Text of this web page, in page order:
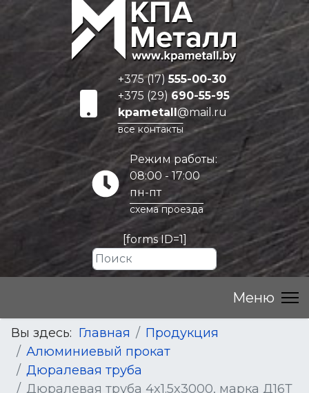
+375 (17)555-00-30
+375 (29) 690-55-95
kpametall@mail.ru
все контакты
Режим работы:
08:00 - 17:00
пн-пт
схема проезда
[forms ID=1]
Вы здесь: Главная
Продукция
Алюминиевый прокат
Дюралевая труба
Дюралевая труба 4x1.5x3000, марка Д16Т